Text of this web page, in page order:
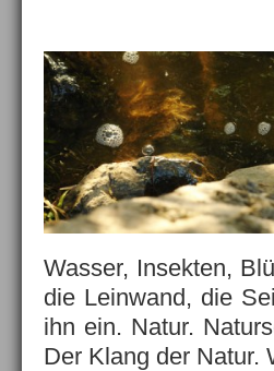
Wasser, Insekten,
die Leinwand, die
ihn ein. Natur.
Der Klang der Natur.